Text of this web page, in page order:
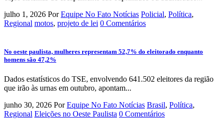
julho 1, 2026 Por Equipe No Fato Notícias Policial, Política,
Regional motos, projeto de lei 0 Comentários
No oeste paulista, mulheres representam 52,7% do eleitorado enquanto
homens são 47,2%
Dados estatísticos do TSE, envolvendo 641.502 eleitores da região
que irão às urnas em outubro, apontam...
junho 30, 2026 Por Equipe No Fato Notícias Brasil, Política,
Regional Eleições no Oeste Paulista 0 Comentários